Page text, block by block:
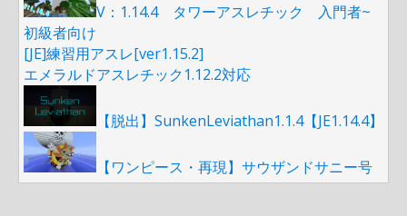
V：1.14.4 タワーアスレチック 入門者~
初級者向け
[JE]練習用アスレ[ver1.15.2]
エメラルドアスレチック1.12.2対応
【脱出】SunkenLeviathan1.1.4【JE1.14.4】
【ワンピース・再現】サウザンドサニー号